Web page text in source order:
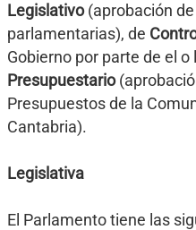
Legislativo(aprobación
parlamentarias), de
Gobierno por parte de el
Presupuestario
Presupuestos de la
Cantabria).
Legislativa
El Parlamento tiene las